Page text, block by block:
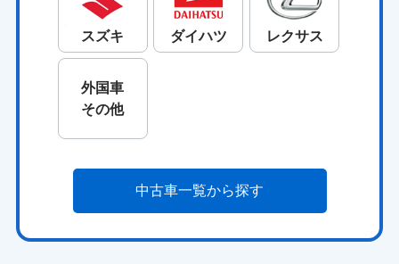
スズキ ダイハツ レクサス
外国車
その他
中古車一覧から探す